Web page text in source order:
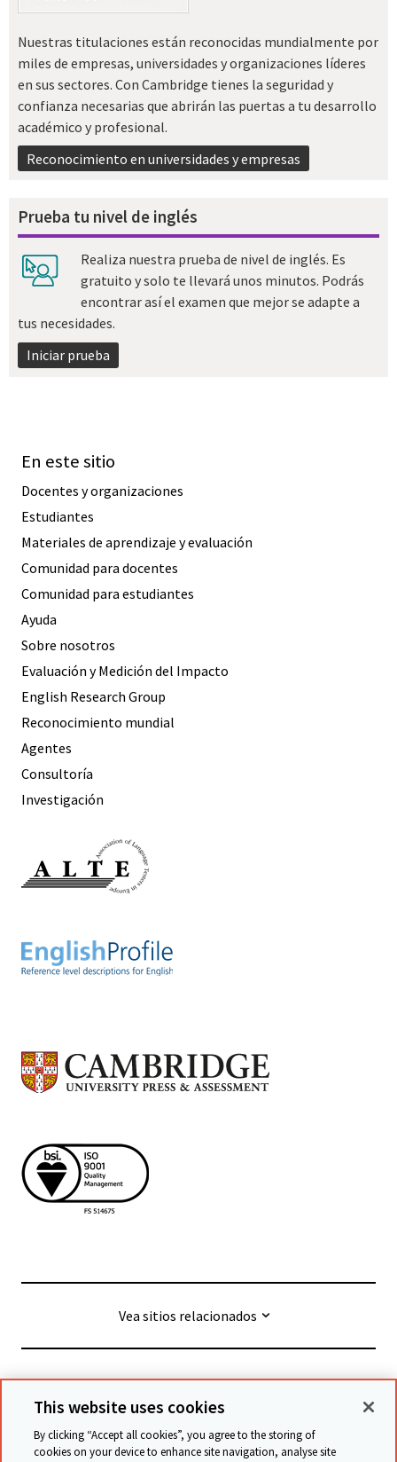
Nuestras titulaciones están reconocidas mundialmente por
miles de empresas, universidades y organizaciones líderes
en sus sectores. Con Cambridge tienes la seguridad y
confianza necesarias que abrirán las puertas a tu desarrollo
académico y profesional.
Reconocimiento en universidades y empresas
Prueba tu nivel de inglés
Realiza nuestra prueba de nivel de inglés. Es
gratuito y solo te llevará unos minutos. Podrás
encontrar así el examen que mejor se adapte a
tus necesidades.
Iniciar prueba
En este sitio
Docentes y organizaciones
Estudiantes
Materiales de aprendizaje y evaluación
Comunidad para docentes
Comunidad para estudiantes
Ayuda
Sobre nosotros
Evaluación y Medición del Impacto
English Research Group
Reconocimiento mundial
Agentes
Consultoría
Investigación
Vea sitios relacionados
© Cambridge University Press & Assessment
Términos y condiciones Protección de datos
This website uses cookies
By clicking “Accept all cookies”, you agree to the storing of
cookies on your device to enhance site navigation, analyse site